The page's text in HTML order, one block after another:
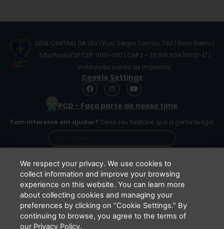
SEDE CENTRAL DA LBV | Rua Sérgio Tomás, 740 | Bom Retiro |
São Paulo/SP CEP: 01131-010 | CNPJ – 33.915.604/0001-17 |
Instituição isenta de impostos
Cookie Settings
F
a
e
o
o
I
n
s
t
g
r
m
Y
o
t
b
e
PCD - Faça parte do nosso time
Tem interesse em ajudar? Deixe seu telefone que a gente te liga.
Li e concordo que minhas informações serão
tratadas de acordo com oAviso de Privacidade
da LBV
ENVIAR
We respect your privacy. We use cookies to
collect information and improve your browsing
experience on this website. You can learn more
about collecting cookies and managing your
preferences by clicking on “Cookie Settings.” By
continuing to browse, you agree to the terms of
our Privacy Policy.